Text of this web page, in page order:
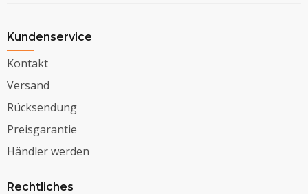
Kundenservice
Kontakt
Versand
Rücksendung
Preisgarantie
Händler werden
Rechtliches